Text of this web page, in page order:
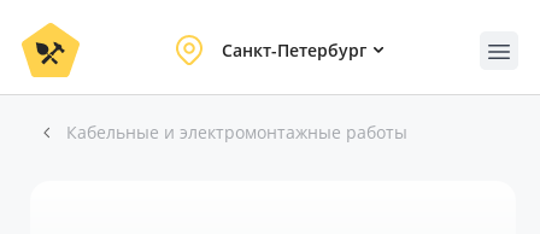
Санкт-Петербург
Кабельные и электромонтажные работы